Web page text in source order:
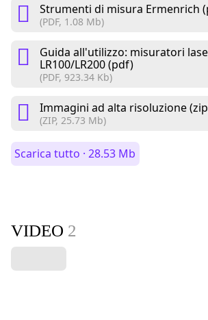
Strumenti di misura Ermenrich
(PDF, 1.08 Mb)
Guida all'utilizzo: misuratori
LR100/LR200 (pdf)
(PDF, 923.34 Kb)
Immagini ad alta risoluzione
(ZIP, 25.73 Mb)
Scarica tutto · 28.53 Mb
VIDEO 2